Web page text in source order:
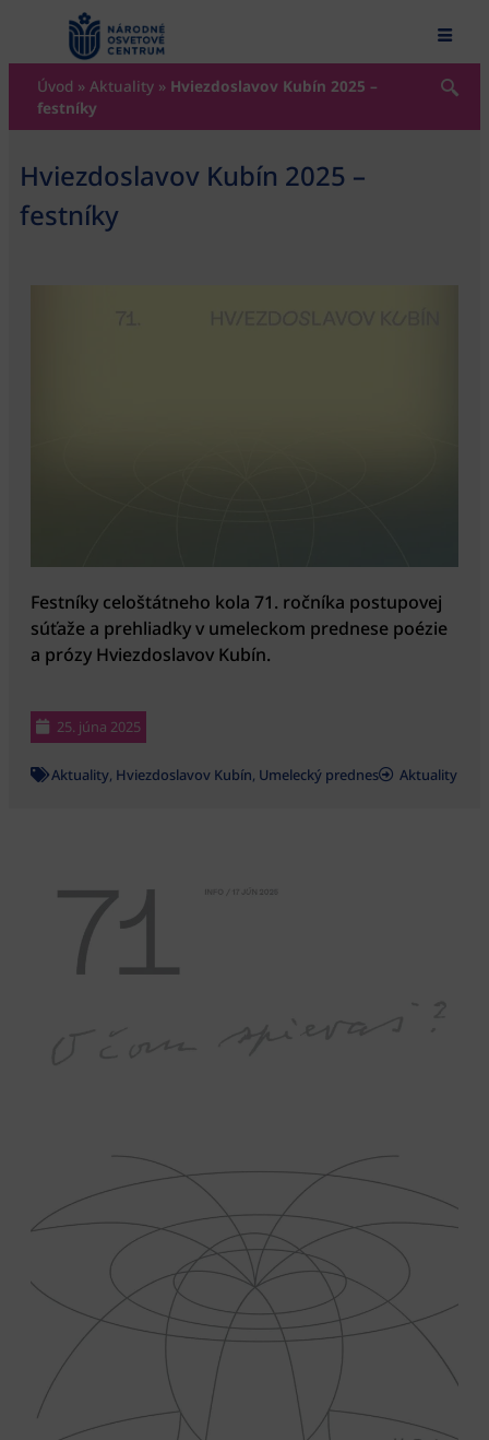
content
Úvod » Aktuality » Hviezdoslavov Kubín 2025 –
festníky
Hviezdoslavov Kubín 2025 –
festníky
Festníky celoštátneho kola 71. ročníka postupovej
súťaže a prehliadky v umeleckom prednese poézie
a prózy Hviezdoslavov Kubín.
25. júna 2025
Aktuality, Hviezdoslavov Kubín, Umelecký prednes Aktuality